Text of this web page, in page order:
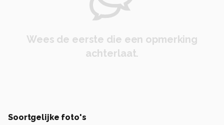
Wees de eerste die een opmerking
achterlaat.
Soortgelijke foto's